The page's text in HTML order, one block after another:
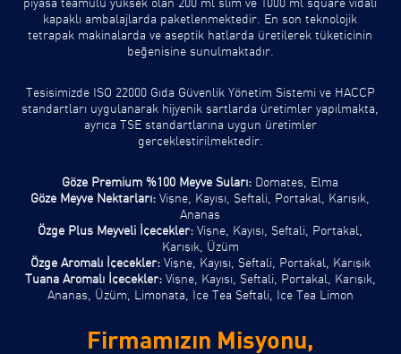
piyasa teamülü yüksek olan 200 ml slim ve 1000 ml square vidalı
kapaklı ambalajlarda paketlenmektedir. En son teknolojik
tetrapak makinalarda ve aseptik hatlarda üretilerek tüketicinin
beğenisine sunulmaktadır.
Tesisimizde ISO 22000 Gıda Güvenlik Yönetim Sistemi ve HACCP
standartları uygulanarak hijyenik şartlarda üretimler yapılmakta,
ayrıca TSE standartlarına uygun üretimler
gerçekleştirilmektedir.
Göze Premium %100 Meyve Suları: Domates, Elma
Göze Meyve Nektarları: Vişne, Kayısı, Şeftali, Portakal, Karışık,
Ananas
Özge Plus Meyveli İçecekler: Vişne, Kayısı, Şeftali, Portakal,
Karışık, Üzüm
Özge Aromalı İçecekler:Vişne, Kayısı, Şeftali, Portakal, Karışık
Tuana Aromalı İçecekler:Vişne, Kayısı, Şeftali, Portakal, Karışık,
Ananas, Üzüm, Limonata, Ice Tea Şeftali, Ice Tea Limon
Firmamızın Misyonu,